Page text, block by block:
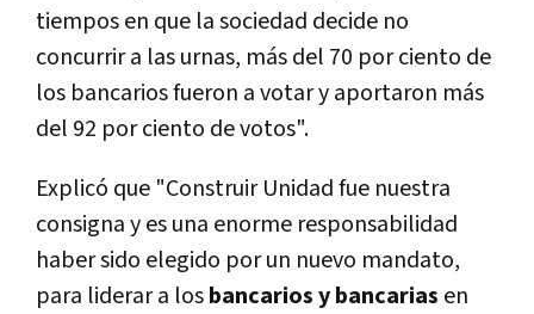
tiempos en que la sociedad decide no
concurrir a las urnas, más del 70 por ciento de
los bancarios fueron a votar y aportaron más
del 92 por ciento de votos".
Explicó que "Construir Unidad fue nuestra
consigna y es una enorme responsabilidad
haber sido elegido por un nuevo mandato,
para liderar a losbancarios y bancarias en